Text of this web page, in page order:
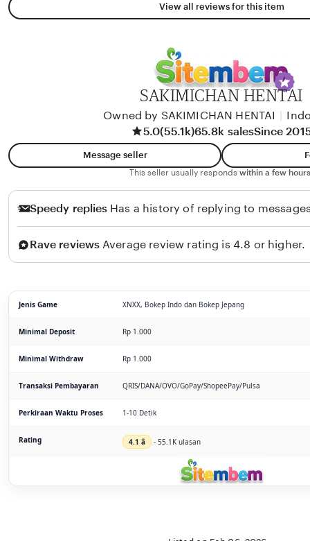
View all reviews for this item
SAKIMICHAN HENTAI
Owned by SAKIMICHAN HENTAI
5.0(55.1k)65.8k salesSince
Message seller
This seller usually responds within a few
Speedy replies Has a history of replying to
Rave reviews Average review rating is 4.8 or higher.
Jenis Game XNXX, Bokep Indo dan Bokep Jepang
Minimal Deposit Rp 1.000
Minimal Withdraw Rp 1.000
Transaksi Pembayaran QRIS/DANA/OVO/GoPay/ShopeePay/Pulsa
Perkiraan Waktu Proses 1-10 Detik
Rating 4.1 â­ - 55.1K ulasan